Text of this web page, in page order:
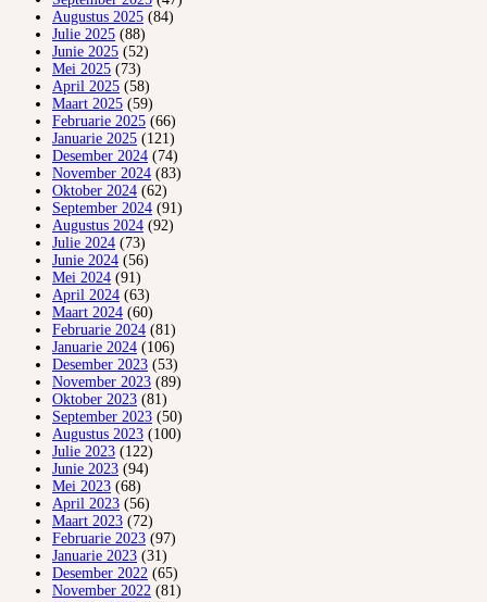
Augustus 2025 (84)
Julie 2025 (88)
Junie 2025 (52)
Mei 2025 (73)
April 2025 (58)
Maart 2025 (59)
Februarie 2025 (66)
Januarie 2025 (121)
Desember 2024 (74)
November 2024 (83)
Oktober 2024 (62)
September 2024 (91)
Augustus 2024 (92)
Julie 2024 (73)
Junie 2024 (56)
Mei 2024 (91)
April 2024 (63)
Maart 2024 (60)
Februarie 2024 (81)
Januarie 2024 (106)
Desember 2023 (53)
November 2023 (89)
Oktober 2023 (81)
September 2023 (50)
Augustus 2023 (100)
Julie 2023 (122)
Junie 2023 (94)
Mei 2023 (68)
April 2023 (56)
Maart 2023 (72)
Februarie 2023 (97)
Januarie 2023 (31)
Desember 2022 (65)
November 2022 (81)